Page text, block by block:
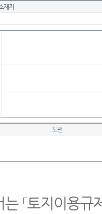
재지
도면
「토지이용